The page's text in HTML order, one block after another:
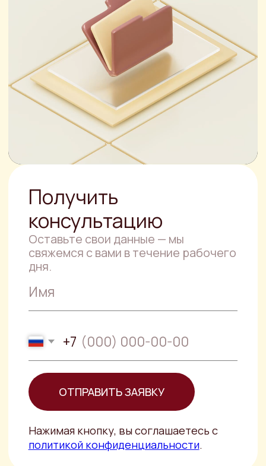
ОТПРАВИТЬ ЗАЯВКУ
Нажимая кнопку, вы соглашаетесь с
политикой конфиденциальности.
Другие услуги
Юридическая
консультация
Специалисты компании PJS готовы
прийти на помощь тому, кто находится
в сложной правовой ситуации.
документов
только выявит негативные
купли-продажи
автомобиля